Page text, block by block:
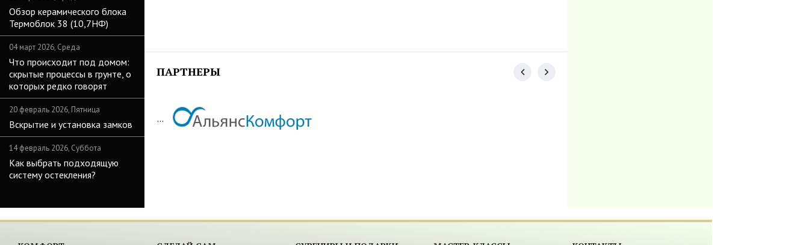
Обзор керамического блока
Термоблок 38 (10,7НФ)
04 март 2026, Среда
Что происходит под домом:
скрытые процессы в грунте, о
которых редко говорят
20 февраль 2026, Пятница
Вскрытие и установка замков
14 февраль 2026, Суббота
Как выбрать подходящую
систему остекления?
ПАРТНЕРЫ
...